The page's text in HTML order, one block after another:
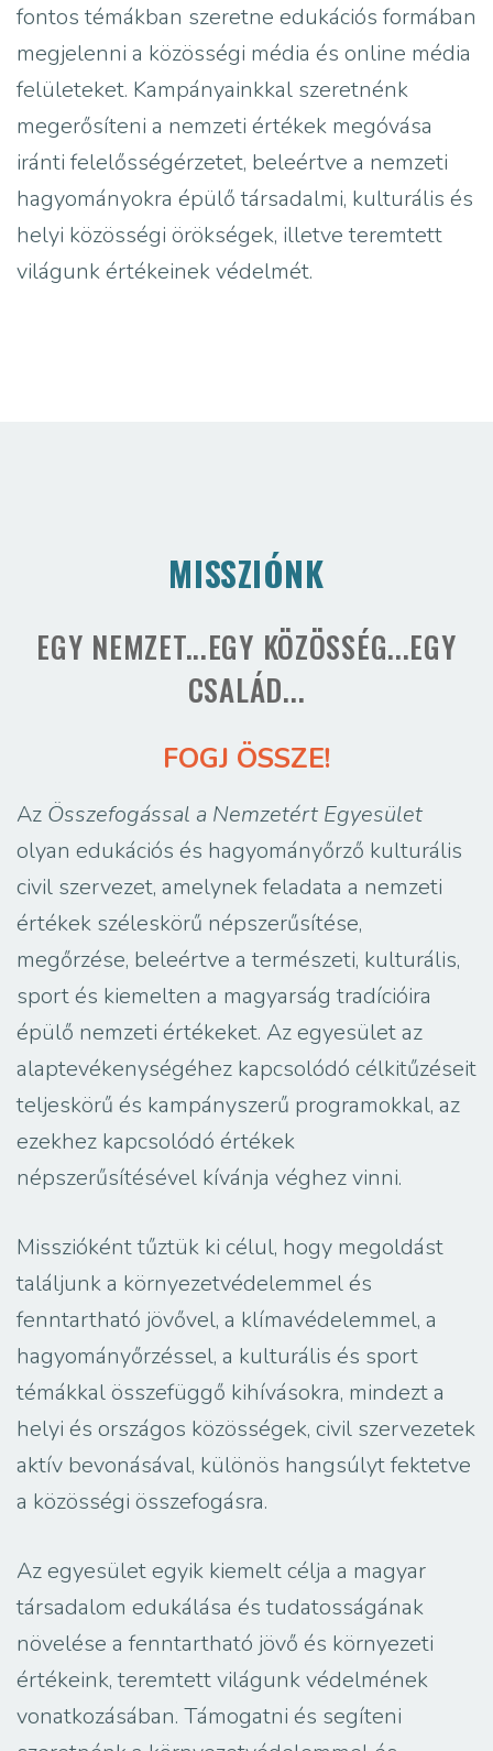
fontos témákban szeretne edukációs formában
megjelenni a közösségi média és online média
felületeket. Kampányainkkal szeretnénk
megerősíteni a nemzeti értékek megóvása
iránti felelősségérzetet, beleértve a nemzeti
hagyományokra épülő társadalmi, kulturális és
helyi közösségi örökségek, illetve teremtett
világunk értékeinek védelmét.
MISSZIÓNK
EGY NEMZET...EGY KÖZÖSSÉG...EGY
CSALÁD...
FOGJ ÖSSZE!
Az Összefogással a Nemzetért Egyesület
olyan edukációs és hagyományőrző kulturális
civil szervezet, amelynek feladata a nemzeti
értékek széleskörű népszerűsítése,
megőrzése, beleértve a természeti, kulturális,
sport és kiemelten a magyarság tradícióira
épülő nemzeti értékeket. Az egyesület az
alaptevékenységéhez kapcsolódó célkitűzéseit
teljeskörű és kampányszerű programokkal, az
ezekhez kapcsolódó értékek
népszerűsítésével kívánja véghez vinni.
Misszióként tűztük ki célul, hogy megoldást
találjunk a környezetvédelemmel és
fenntartható jövővel, a klímavédelemmel, a
hagyományőrzéssel, a kulturális és sport
témákkal összefüggő kihívásokra, mindezt a
helyi és országos közösségek, civil szervezetek
aktív bevonásával, különös hangsúlyt fektetve
a közösségi összefogásra.
Az egyesület egyik kiemelt célja a magyar
társadalom edukálása és tudatosságának
növelése a fenntartható jövő és környezeti
értékeink, teremtett világunk védelmének
vonatkozásában. Támogatni és segíteni